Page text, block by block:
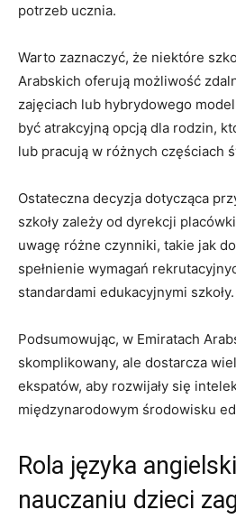
potrzeb ucznia.
Warto zaznaczyć, że niektóre
Arabskich ⁣oferują możliwość
zajęciach lub hybrydowego‌
‍być atrakcyjną opcją dla rodzin,⁣
lub ​pracują w różnych częściach
Ostateczna decyzja dotycząca
szkoły zależy od dyrekcji
⁢uwagę różne czynniki, takie jak
‍spełnienie wymagań
standardami edukacyjnymi szkoły.
Podsumowując, w Emiratach
skomplikowany,⁣ ale dostarcza
ekspatów, aby rozwijały się‌
⁢międzynarodowym ​środowisku
Rola języka
nauczaniu dzieci